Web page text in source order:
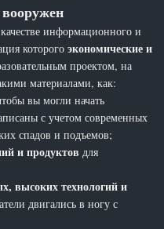
информационного и
которогоэкономические и
проектом, на
материалами, как:
вы могли начать
с учетом современных
спадов и подъемов;
и продуктов для
высоких технологий и
двигались в ногу с